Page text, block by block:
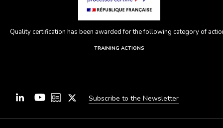
Quality certification has been awarded for the following category of
TRAINING ACTIONS
Subscribe to the Newsletter